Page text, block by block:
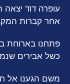
עופרה דוד יצאה
אחר קברות
פתחנו בארוחת
כשל אבירים
משם הגענו אל